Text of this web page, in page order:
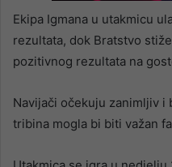
Ekipa Igmana u utakmicu
rezultata, dok Bratstvo
pozitivnog rezultata na
Navijači očekuju zanimljiv i
tribina mogla bi biti važan